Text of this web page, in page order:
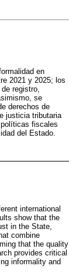
en
2021 y 2025; los
registro,
se
derechos de
justicia tributaria
fiscales
del Estado.
international
show that the
in the State,
combine
that the quality
provides critical
informality and